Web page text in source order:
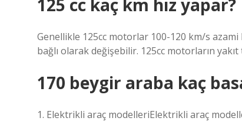
125 cc kaç km hız yapar?
Genellikle 125cc motorlar 100-120 km/s
bağlı olarak değişebilir. 125cc motorların
170 beygir araba kaç
1. Elektrikli araç modelleriElektrikli araç